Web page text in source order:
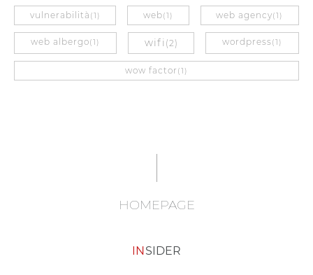
vulnerabilità (1) web(1) web agency(1)
web albergo(1) wifi (2) wordpress(1)
wow factor (1)
HOMEPAGE
INSIDER